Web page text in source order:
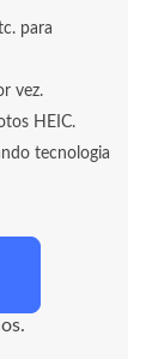
para
vez.
HEIC.
tecnologia